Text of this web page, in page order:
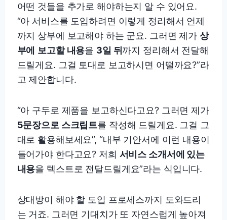
어떤 것들을 추가로 해야하는지 알 수 있어요.
“아 서비스를 도입하려면 이렇게 정리해서 언제
까지 상부에 보고해야 하는 군요. 그러면 제가 상
부에 보고할 내용을 3일 뒤까지 정리해서 전달해
드릴게요. 그걸 토대로 보고하시면 어떨까요?”라
고 제안합니다.
“아 구두로 제품을 보고하신다고요? 그러면 제가
5문장으로 스크립트를 작성해 드릴게요. 그걸 그
대로 활용해보세요”, “내부 기안서에 이런 내용이
들어가야 한다고요? 저희 서비스 소개서에 있는
내용을 텍스트로 전달드릴게요”라는 식입니다.
상대방이 해야 할 도입 프로세스까지 도와드리
는 거죠. 그러면 기대치가 또 자연스럽게 높아져